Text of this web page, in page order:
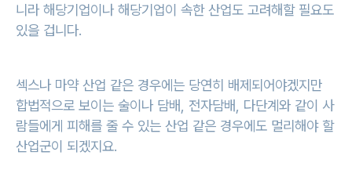
니라 해당기업이나 해당기업이 속한 산업도 고려해할 필요도
있을 겁니다.
섹스나 마약 산업 같은 경우에는 당연히 배제되어야겠지만
합법적으로 보이는 술이나 담배, 전자담배, 다단계와 같이 사
람들에게 피해를 줄 수 있는 산업 같은 경우에도 멀리해야 할
산업군이 되겠지요.